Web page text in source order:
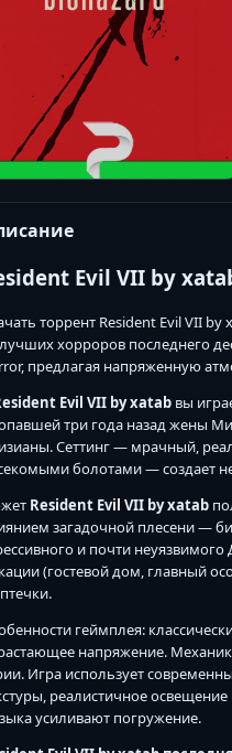
Evil VII by
торрент Resident Evil VII
хорроров последнего
предлагая напряженную
Evil VII by xatab вы
три года назад жены
Сеттинг — мрачный,
болотами — создает
Resident Evil VII by xatab
загадочной плесени —
и почти
(гостевой дом, главный
геймплея:
напряжение.
Игра использует
реалистичное
усиливают погружение.